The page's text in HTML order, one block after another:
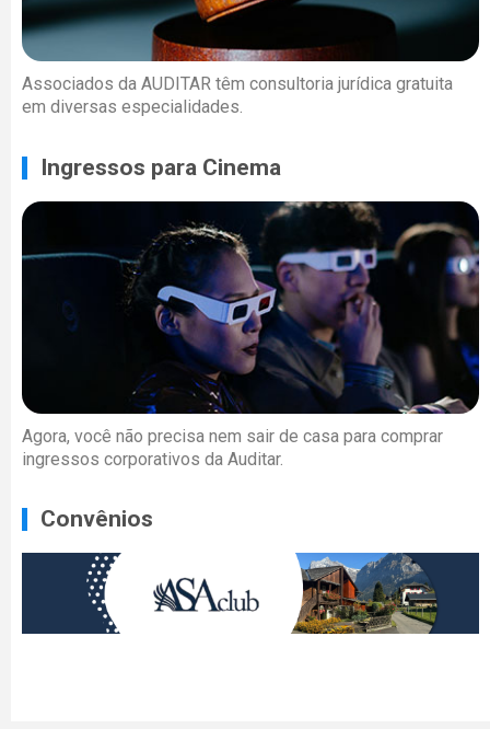
Associados da AUDITAR têm consultoria jurídica gratuita
em diversas especialidades.
Ingressos para Cinema
Agora, você não precisa nem sair de casa para comprar
ingressos corporativos da Auditar.
Convênios